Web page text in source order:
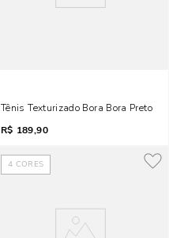
Tênis Texturizado Bora Bora Preto
R$ 189,90
4 CORES